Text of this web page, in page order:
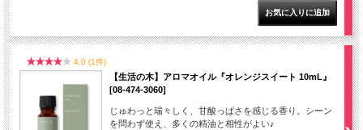
4.0 (1件)
【生活の木】アロマオイル『オレンジスイート 10mL』
[08-474-3060]
じゅわっと瑞々しく、甘酸っぱさを感じる香り。シーン
を問わず使え、多くの精油と相性がよい♪